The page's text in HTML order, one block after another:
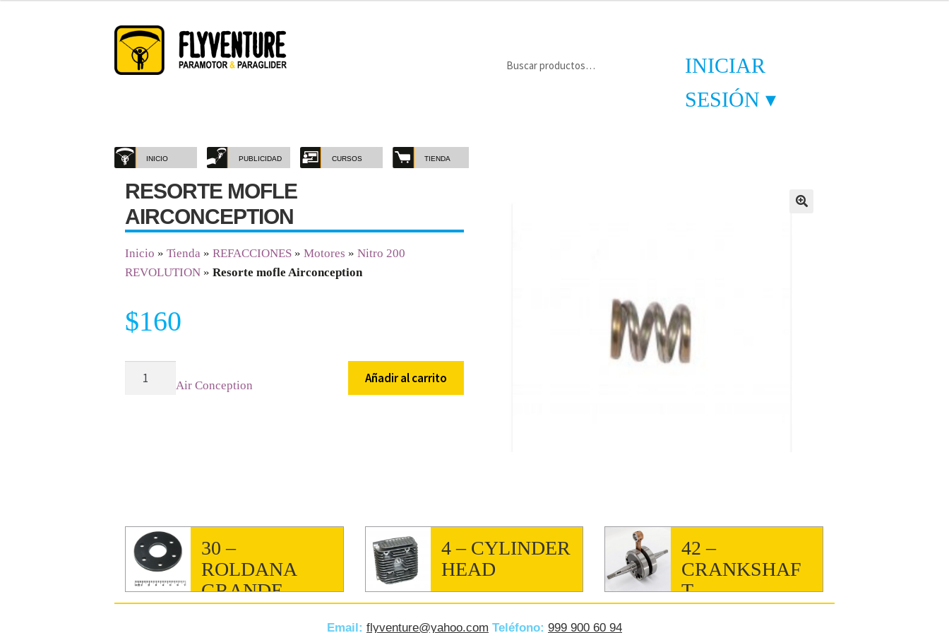
Saltar
navegación
Ir
contenido
INICIAR
SESIÓN ▾
Buscar
INICIO PUBLICIDAD CURSOS TIENDA
RESORTE MOFLE
AIRCONCEPTION
Inicio » Tienda » REFACCIONES » Motores » Nitro 200
REVOLUTION » Resorte mofle Airconception
$160
Añadir al carrito
Air Conception
30 –
ROLDANA
GRANDE
PARA HÉLICE
4 – CYLINDER
HEAD
42 –
CRANKSHAF
T
Email: flyventure@yahoo.com Teléfono: 999 900 60 94